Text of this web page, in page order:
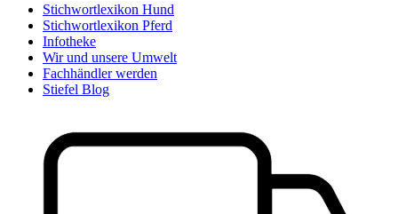
Stichwortlexikon Hund
Stichwortlexikon Pferd
Infotheke
Wir und unsere Umwelt
Fachhändler werden
Stiefel Blog